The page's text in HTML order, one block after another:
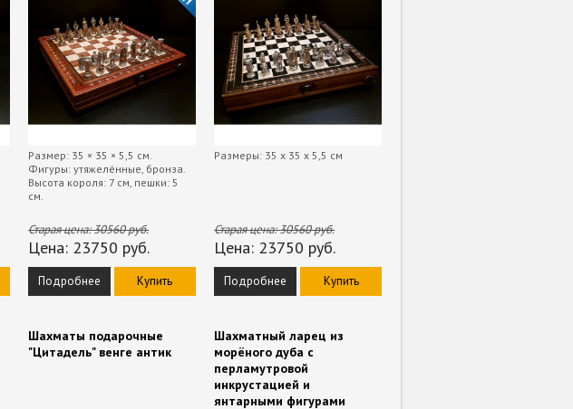
Размер: 35 × 35 × 5,5 см.
Фигуры: утяжелённые, бронза.
Высота короля: 7 см, пешки: 5
см.
Старая цена:30560руб.
Цена: 23750 руб.
Подробнее Купить
Размеры: 35 х 35 х 5,5 см
Старая цена:30560руб.
Цена: 23750 руб.
Подробнее Купить
Шахматы подарочные
"Цитадель" венге антик
Шахматный ларец из
морёного дуба с
перламутровой
инкрустацией и
янтарными фигурами